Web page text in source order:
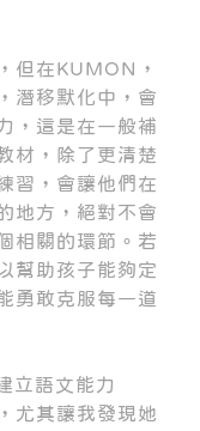
但在KUMON，
潛移默化中，會
，這是在一般補
材，除了更清楚
習，會讓他們在
地方，絕對不會
相關的環節。若
幫助孩子能夠定
勇敢克服每一道
立語文能力
尤其讓我發現她